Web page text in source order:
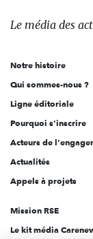
des
l'engagement
Le média des
Notre histoire
Qui sommes-nous ?
Ligne éditoriale
Pourquoi s'inscrire
Acteurs de
Actualités
Appels à projets
Mission RSE
Le kit média